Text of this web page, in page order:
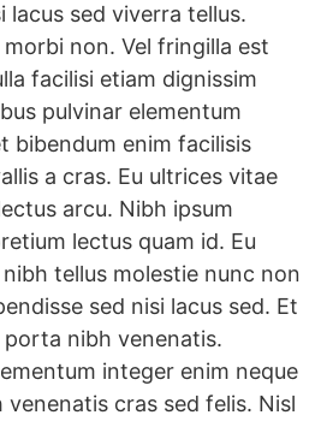
lacus sed viverra tellus.
non. Vel fringilla est
facilisi etiam dignissim
pulvinar elementum
bibendum enim facilisis
a cras. Eu ultrices vitae
arcu. Nibh ipsum
lectus quam id. Eu
tellus molestie nunc non
sed nisi lacus sed. Et
nibh venenatis.
integer enim neque
cras sed felis. Nisl